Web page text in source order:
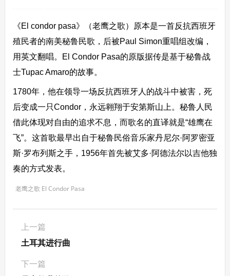
《El condor pasa》（老鹰之歌）原本是一首反抗西班牙
殖民者的南美秘鲁民歌，后被Paul Simon重唱组改编，
用英文翻唱。El Condor Pasa的原版据传是基于秘鲁战
士Tupac Amaro的故事。
1780年，他在领导一场反抗西班牙人的战斗中被害，死
后变成一只Condor，永远翱翔于安第斯山上。秘鲁人民
借此体现对自由的追求不息，而歌名的直译就是“雄鹰在
飞”。这首歌最早出自于秘鲁民俗音乐家丹尼尔·阿罗密亚
斯·罗布列斯之手，1956年首先被艾多·阿德法尔以吉他独
奏的方式发表。
老鹰之歌 El Condor Pasa
上一篇
土耳其进行曲
下一篇